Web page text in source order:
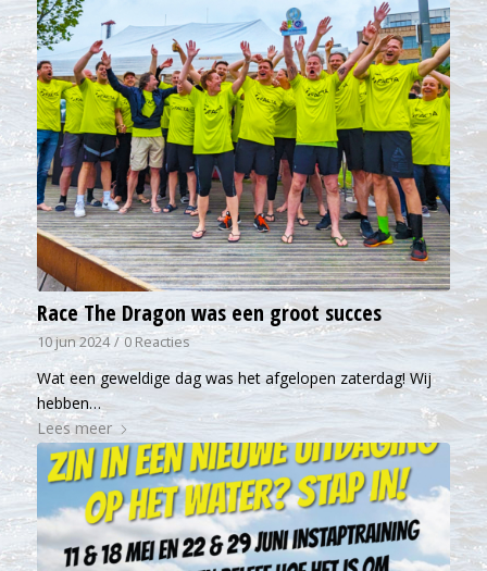
Race The Dragon was een groot succes
10 jun 2024 / 0 Reacties
Wat een geweldige dag was het afgelopen zaterdag! Wij
hebben…
Lees meer